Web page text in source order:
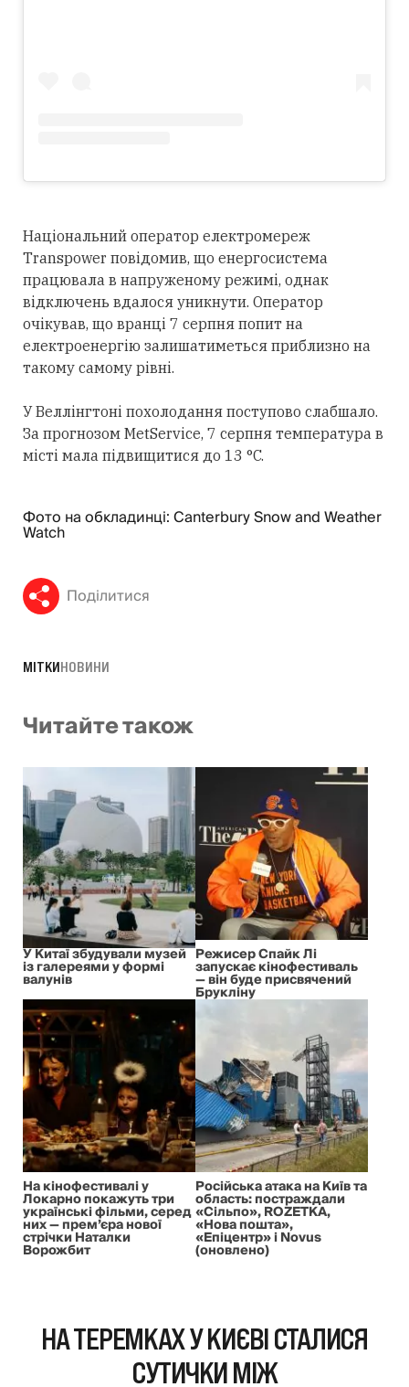
Національний оператор електромереж
Transpower повідомив, що енергосистема
працювала в напруженому режимі, однак
відключень вдалося уникнути. Оператор
очікував, що вранці 7 серпня попит на
електроенергію залишатиметься приблизно на
такому самому рівні.
У Веллінгтоні похолодання поступово слабшало.
За прогнозом MetService, 7 серпня температура в
місті мала підвищитися до 13 °C.
Фото на обкладинці: Canterbury Snow and Weather
Watch
Поділитися
МІТКИНОВИНИ
Читайте також
У Китаї збудували музей
із галереями у формі
валунів
Режисер Спайк Лі
запускає кінофестиваль
— він буде присвячений
Брукліну
На кінофестивалі у
Локарно покажуть три
українські фільми, серед
них — прем’єра нової
стрічки Наталки
Ворожбит
Російська атака на Київ та
область: постраждали
«Сільпо», ROZETKA,
«Нова пошта»,
«Епіцентр» і Novus
(оновлено)
НА ТЕРЕМКАХ У КИЄВІ СТАЛИСЯ
СУТИЧКИ МІЖ